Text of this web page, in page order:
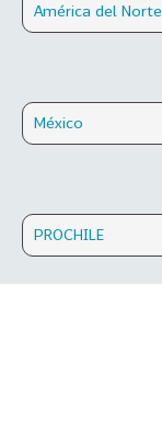
América del Norte
México
PROCHILE